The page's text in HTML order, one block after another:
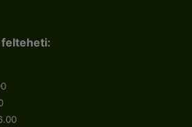
felteheti: